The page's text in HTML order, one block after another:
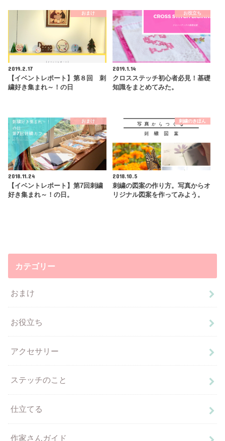
おまけ
2019.2.17
【イベントレポート】第８回 刺
繍好き集まれ～！の日
お役立ち
2019.1.14
クロスステッチ初心者必見！基礎
知識をまとめてみた。
おまけ
2018.11.24
【イベントレポート】第7回刺繍
好き集まれ～！の日。
刺繍のきほん
2018.10.5
刺繍の図案の作り方。写真からオ
リジナル図案を作ってみよう。
カテゴリー
おまけ
お役立ち
アクセサリー
ステッチのこと
仕立てる
作家さんガイド